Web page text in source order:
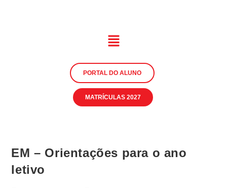
PORTAL DO ALUNO
MATRÍCULAS 2027
EM – Orientações para o ano
letivo